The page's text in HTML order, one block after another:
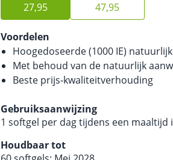
27,95
47,95
Voordelen
Hoogedoseerde (1000 IE)
Met behoud van de natuurlijk
Beste prijs-kwaliteitverhouding
Gebruiksaanwijzing
1 softgel per dag tijdens een maaltijd
Houdbaar tot